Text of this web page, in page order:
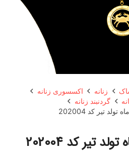
زنانه
اکسسوری زنانه
گردنبند زنانه
تیر کد 202004
تیر کد 202004